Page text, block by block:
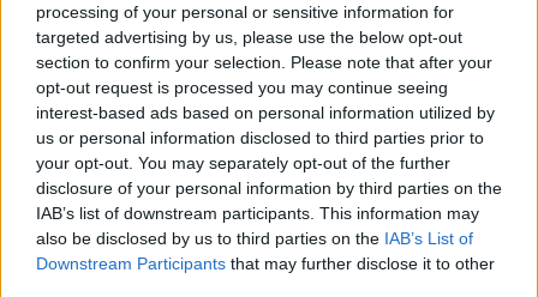
processing of your personal or sensitive information for
targeted advertising by us, please use the below opt-out
section to confirm your selection. Please note that after your
opt-out request is processed you may continue seeing
interest-based ads based on personal information utilized by
us or personal information disclosed to third parties prior to
your opt-out. You may separately opt-out of the further
disclosure of your personal information by third parties on the
IAB’s list of downstream participants. This information may
also be disclosed by us to third parties on the IAB’s List of
Downstream Participants that may further disclose it to other
Itt állítsd be, hogy az RTL.hu az elsők között
legyen a Google-találatokban!